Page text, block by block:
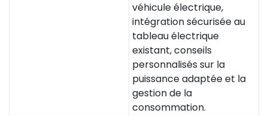
véhicule électrique,
intégration sécurisée au
tableau électrique
existant, conseils
personnalisés sur la
puissance adaptée et la
gestion de la
consommation.